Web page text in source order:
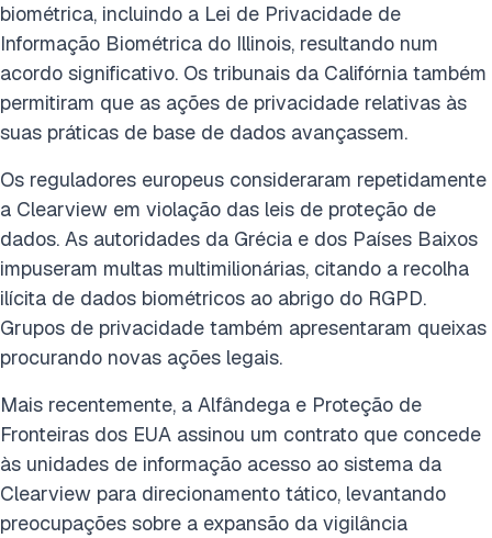
biométrica, incluindo a Lei de Privacidade de
Informação Biométrica do Illinois, resultando num
acordo significativo. Os tribunais da Califórnia também
permitiram que as ações de privacidade relativas às
suas práticas de base de dados avançassem.
Os reguladores europeus consideraram repetidamente
a Clearview em violação das leis de proteção de
dados. As autoridades da Grécia e dos Países Baixos
impuseram multas multimilionárias, citando a recolha
ilícita de dados biométricos ao abrigo do RGPD.
Grupos de privacidade também apresentaram queixas
procurando novas ações legais.
Mais recentemente, a Alfândega e Proteção de
Fronteiras dos EUA assinou um contrato que concede
às unidades de informação acesso ao sistema da
Clearview para direcionamento tático, levantando
preocupações sobre a expansão da vigilância